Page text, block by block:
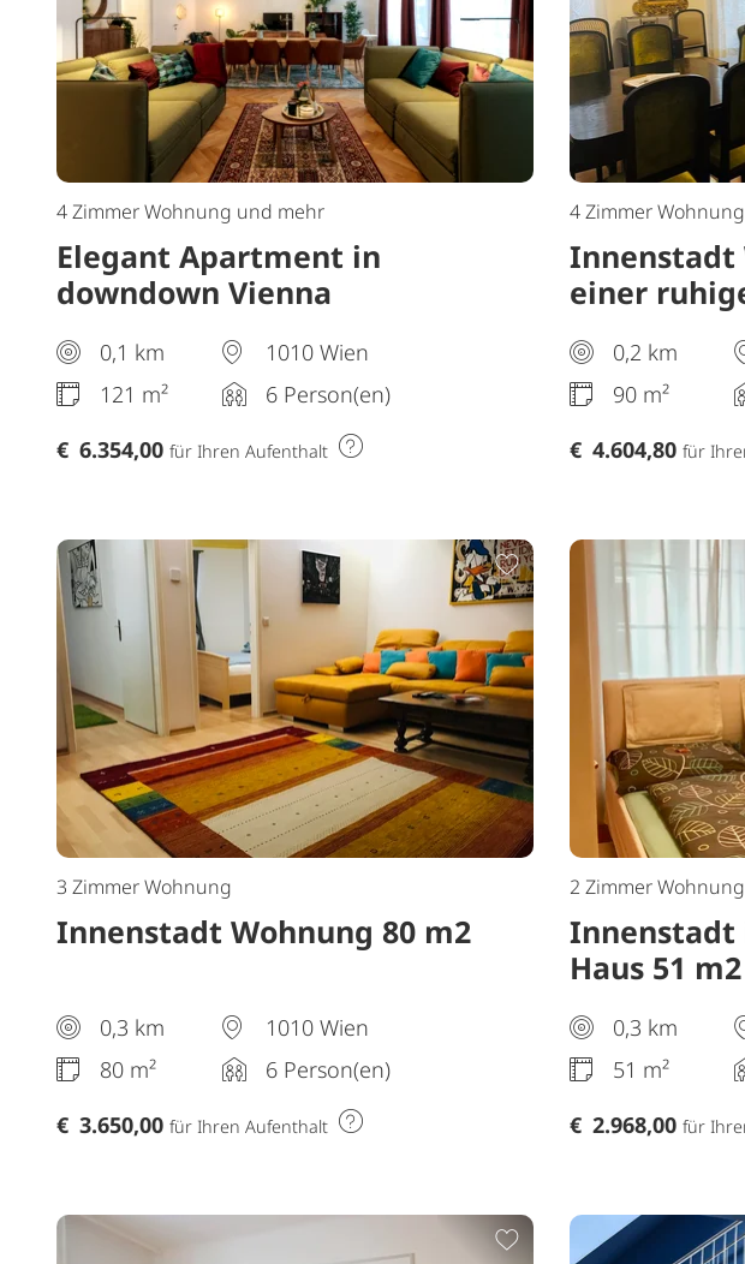
4 Zimmer Wohnung und mehr
Elegant Apartment in
downdown Vienna
0,1 km
1010 Wien
121 m²
6 Person(en)
€ 6.354,00 für Ihren Aufenthalt
4 Zimmer
Innenstadt
einer
0,2 km
90 m²
€ 4.604,80 für
Zur Merkliste
3 Zimmer Wohnung
Innenstadt Wohnung 80 m2
0,3 km
1010 Wien
80 m²
6 Person(en)
€ 3.650,00 für Ihren Aufenthalt
2 Zimmer Wohnung
Innenstadt
Haus 51 m2
0,3 km
51 m²
€ 2.968,00 für
Zur Merkliste